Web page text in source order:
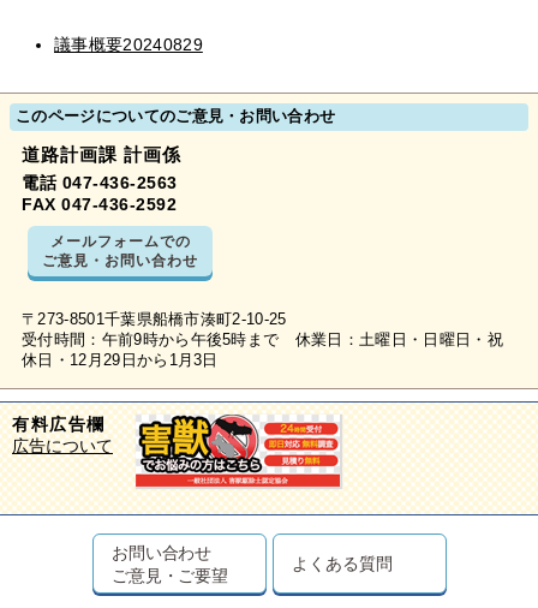
議事概要20240829
このページについてのご意見・お問い合わせ
道路計画課 計画係
電話 047-436-2563
FAX 047-436-2592
メールフォームでの
ご意見・お問い合わせ
〒273-8501千葉県船橋市湊町2-10-25
受付時間：午前9時から午後5時まで 休業日：土曜日・日曜日・祝
休日・12月29日から1月3日
有料広告欄
広告について
お問い合わせ
ご意見・ご要望
よくある質問